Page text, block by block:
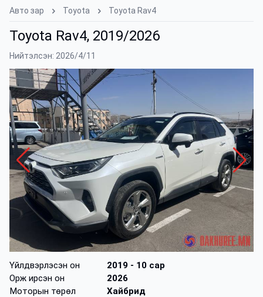
Авто зар Toyota Toyota Rav4
Toyota Rav4, 2019/2026
Нийтэлсэн: 2026/4/11
Үйлдвэрлэсэн он 2019 - 10 сар
Орж ирсэн он
2026
Моторын төрөл
Хайбрид